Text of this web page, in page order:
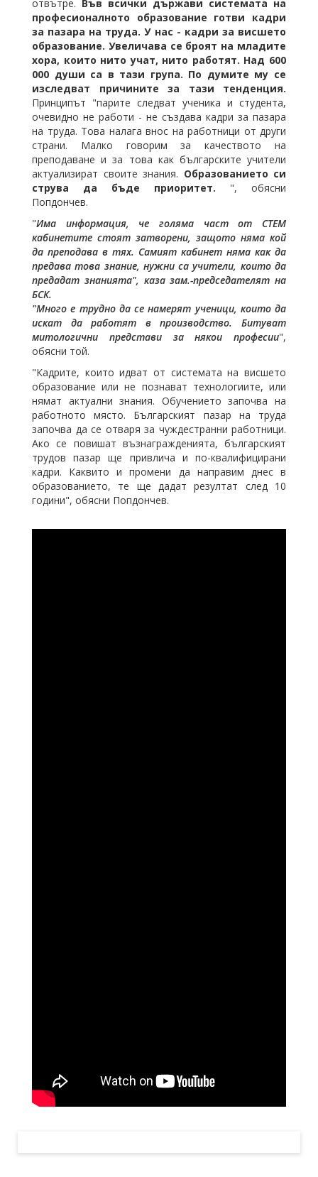
отвътре.
Във всички държави системата на
професионалното образование готви кадри
за пазара на труда. У нас - кадри за висшето
образование. Увеличава се броят на младите
хора, които нито учат, нито работят. Над 600
000 души са в тази група. По думите му се
изследват причините за тази тенденция.
Принципът "парите следват ученика и студента,
очевидно не работи - не създава кадри за пазара
на труда. Това налага внос на работници от други
страни. Малко говорим за качеството на
преподаване и за това как българските учители
актуализират своите знания. Образованието си
струва да бъде приоритет. ", обясни
Попдончев.
"Има информация, че голяма част от СТЕМ
кабинетите стоят затворени, защото няма кой
да преподава в тях. Самият кабинет няма как да
предава това знание, нужни са учители, които да
предадат знанията", каза зам.-председателят на
БСК.
"Много е трудно да се намерят ученици, които да
искат да работят в производство. Битуват
митологични представи за някои професии",
обясни той.
"Кадрите, които идват от системата на висшето
образование или не познават технологиите, или
нямат актуални знания. Обучението започва на
работното място. Българският пазар на труда
започва да се отваря за чуждестранни работници.
Ако се повишат възнагражденията, българският
трудов пазар ще привлича и по-квалифицирани
кадри. Каквито и промени да направим днес в
образованието, те ще дадат резултат след 10
години", обясни Попдончев.